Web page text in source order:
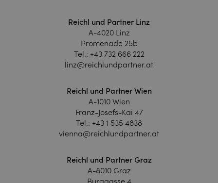
Reichl und Partner Linz
A-4020 Linz
Promenade 25b
Tel.: +43 732 666 222
linz@reichlundpartner.at
Reichl und Partner Wien
A-1010 Wien
Franz-Josefs-Kai 47
Tel.: +43 1 535 4838
vienna@reichlundpartner.at
Reichl und Partner Graz
A-8010 Graz